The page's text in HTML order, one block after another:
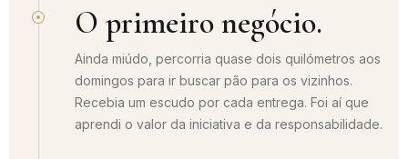
O primeiro negócio.
Ainda miúdo, percorria quase dois quilómetros aos
domingos para ir buscar pão para os vizinhos.
Recebia um escudo por cada entrega. Foi aí que
aprendi o valor da iniciativa e da responsabilidade.